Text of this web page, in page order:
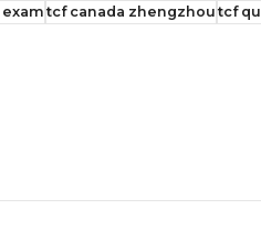
tcf canada zhengzhou tcf